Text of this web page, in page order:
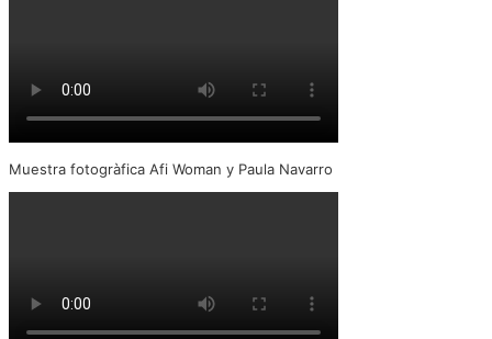
Muestra fotogràfica Afi Woman y Paula Navarro